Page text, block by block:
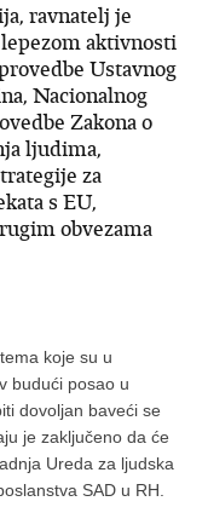
ravnatelj je
aktivnosti
Ustavnog
Nacionalnog
Zakona o
ljudima,
za
s EU,
obvezama
koje su u
budući posao u
dovoljan baveći se
je zaključeno da će
Ureda za ljudska
SAD u RH.